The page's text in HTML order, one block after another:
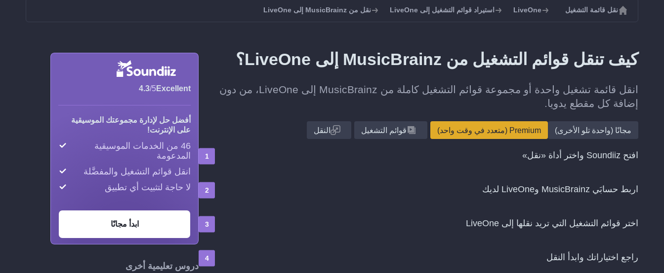
نقل قائمة التشغيل LiveOne استيراد قوائم التشغيل إلى LiveOne نقل من MusicBrainz إلى LiveOne
كيف تنقل قوائم التشغيل من MusicBrainz إلى LiveOne؟
انقل قائمة تشغيل واحدة أو مجموعة قوائم التشغيل كاملة من MusicBrainz إلى LiveOne، من دون
إضافة كل مقطع يدويا.
مجانًا (واحدة تلو الأخرى) Premium (متعدد في وقت واحد) قوائم التشغيل النقل
افتح Soundiiz واختر أداة «نقل»
اربط حسابَي MusicBrainz وLiveOne لديك
اختر قوائم التشغيل التي تريد نقلها إلى LiveOne
راجع اختياراتك وابدأ النقل
Excellent
4.3/5
أفضل حل لإدارة مجموعتك الموسيقية
على الإنترنت!
46 من الخدمات الموسيقية
المدعومة
انقل قوائم التشغيل والمفضَّلة
لا حاجة لتثبيت أي تطبيق
ابدأ مجانًا
دروس تعليمية أخرى